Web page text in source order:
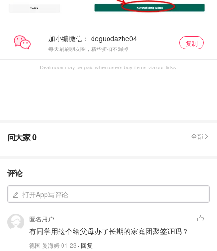
加小编微信：
每天刷刷朋友圈，精华折扣不漏掉
复制
Dealmoon may be paid when users buy items via our links.
问大家0 全部
评论
打开App写评论
匿名用户
有同学用这个给父母办了长期的家庭团聚签证吗？
德国 曼海姆01-23 · 回复